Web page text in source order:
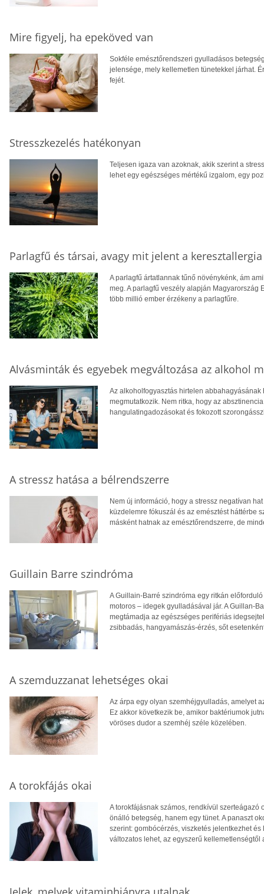
Mire figyelj, ha epeköved van
Sokféle emésztőrendszeri gyulladásos
jelensége, mely kellemetlen tünetekkel járhat.
fejét.
Stresszkezelés hatékonyan
Teljesen igaza van azoknak, akik szerint a
lehet egy egészséges mértékű izgalom, egy
Parlagfű és társai, avagy mit jelent a keresztallergia
A parlagfű ártatlannak tűnő növénykénk, ám
meg. A parlagfű veszély alapján Magyarország
több millió ember érzékeny a parlagfűre.
Alvásminták és egyebek megváltozása az alkohol
Az alkoholfogyasztás hirtelen
megmutatkozik. Nem ritka, hogy az
hangulatingadozásokat és fokozott
A stressz hatása a bélrendszerre
Nem új információ, hogy a stressz negatívan
küzdelemre fókuszál és az emésztést háttérbe
másként hatnak az emésztőrendszerre, de
Guillain Barre szindróma
A Guillain-Barré szindróma egy ritkán
motoros – idegek gyulladásával jár. A Guillan-
megtámadja az egészséges perifériás
zsibbadás, hangyamászás-érzés, sőt
A szemduzzanat lehetséges okai
Az árpa egy olyan szemhéjgyulladás, amelyet
Ez akkor következik be, amikor baktériumok
vöröses dudor a szemhéj széle közelében.
A torokfájás okai
A torokfájásnak számos, rendkívül szerteágazó
önálló betegség, hanem egy tünet. A panaszt
szerint: gombócérzés, viszketés jelentkezhet
változatos lehet, az egyszerű